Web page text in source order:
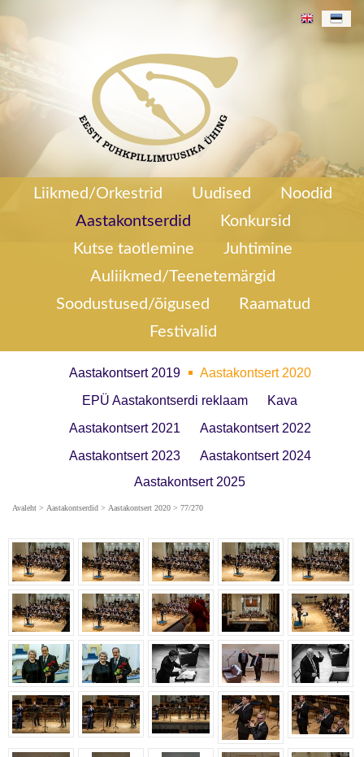
77/270Aastakontsert 2020
Liikmed/Orkestrid Uudised
Noodid
Aastakontserdid
Konkursid
Kutse taotlemine
Juhtimine
Auliikmed/Teenetemärgid
Soodustused/õigused
Raamatud
Festivalid
Aastakontsert 2019
Aastakontsert 2020
EPÜ Aastakontserdi reklaam
Kava
Aastakontsert 2021
Aastakontsert 2022
Aastakontsert 2023
Aastakontsert 2024
Aastakontsert 2025
Avaleht > Aastakontserdid > Aastakontsert 2020 > 77/270